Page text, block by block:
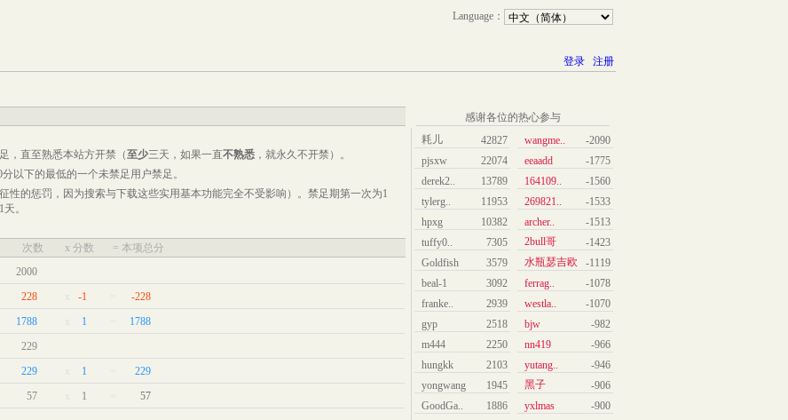
Language：
登录 注册
，直至熟悉本站方开禁（至少三天，如果一直不熟悉 ，就永久不开禁）。
以下的最低的一个未禁足用户禁足。
性的惩罚，因为搜索与下载这些实用基本功能完全不受影响）。禁足期第一次为1
。
次数 x 分数
= 本项总分
2000
228 x -1
-228
1788 x 1
1788
229
229 x 1
229
57 x 1 57
感谢各位的热心参与
耗儿
42827
pjsxw
22074
derek2..
13789
tylerg..
11953
hpxg
10382
tuffy0..
7305
Goldfish
3579
beal-1
3092
franke..
2939
gyp
2518
m444
2250
hungkk
2103
yongwang
1945
GoodGa..
1886
wangme..
-2090
eeaadd
-1775
164109..
-1560
269821..
-1533
archer..
-1513
2bull哥
-1423
水瓶瑟吉欧
-1119
ferrag..
-1078
westla..
-1070
bjw
-982
nn419
-966
yutang..
-946
黑子
-906
yxlmas
-900